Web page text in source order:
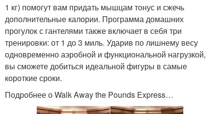
1 кг) помогут вам придать мышцам тонус и сжечь
дополнительные калории. Программа домашних
прогулок с гантелями также включает в себя три
тренировки: от 1 до 3 миль. Ударив по лишнему весу
одновременно аэробной и функциональной нагрузкой,
вы сможете добиться идеальной фигуры в самые
короткие сроки.
Подробнее о Walk Away the Pounds Express…